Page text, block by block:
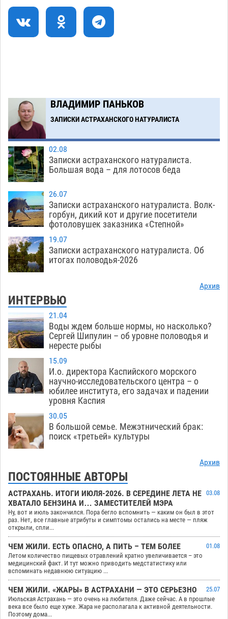
Все пострадавшие при пожаре на
Краснодарской в Астрахани скончались
19:36
Завтра астраханская жара вновь приблизится
к 40-градусному пределу
06.08
ВЛАДИМИР ПАНЬКОВ
ЗАПИСКИ АСТРАХАНСКОГО НАТУРАЛИСТА
02.08
Записки астраханского натуралиста.
Большая вода – для лотосов беда
26.07
Записки астраханского натуралиста. Волк-
горбун, дикий кот и другие посетители
фотоловушек заказника «Степной»
19.07
Записки астраханского натуралиста. Об
итогах половодья-2026
Архив
ИНТЕРВЬЮ
21.04
Воды ждем больше нормы, но насколько?
Сергей Шипулин – об уровне половодья и
нересте рыбы
15.09
И.о. директора Каспийского морского
научно-исследовательского центра – о
юбилее института, его задачах и падении
уровня Каспия
30.05
В большой семье. Межэтнический брак:
поиск «третьей» культуры
Архив
ПОСТОЯННЫЕ АВТОРЫ
АСТРАХАНЬ. ИТОГИ ИЮЛЯ-2026. В СЕРЕДИНЕ ЛЕТА НЕ
ХВАТАЛО БЕНЗИНА И… ЗАМЕСТИТЕЛЕЙ МЭРА
03.08
Ну, вот и июль закончился. Пора бегло вспомнить — каким он был в этот
раз. Нет, все главные атрибуты и симптомы остались на месте — пляж
открыли, спли...
ЧЕМ ЖИЛИ. ЕСТЬ ОПАСНО, А ПИТЬ – ТЕМ БОЛЕЕ
01.08
Летом количество пищевых отравлений кратно увеличивается – это
медицинский факт. И тут можно приводить медстатистику или
вспоминать недавнюю ситуацию ...
ЧЕМ ЖИЛИ. «ЖАРЫ» В АСТРАХАНИ — ЭТО СЕРЬЕЗНО
25.07
Июльская Астрахань — это очень на любителя. Даже сейчас. А в прошлые
века все было еще хуже. Жара не располагала к активной деятельности.
Поэтому дома...